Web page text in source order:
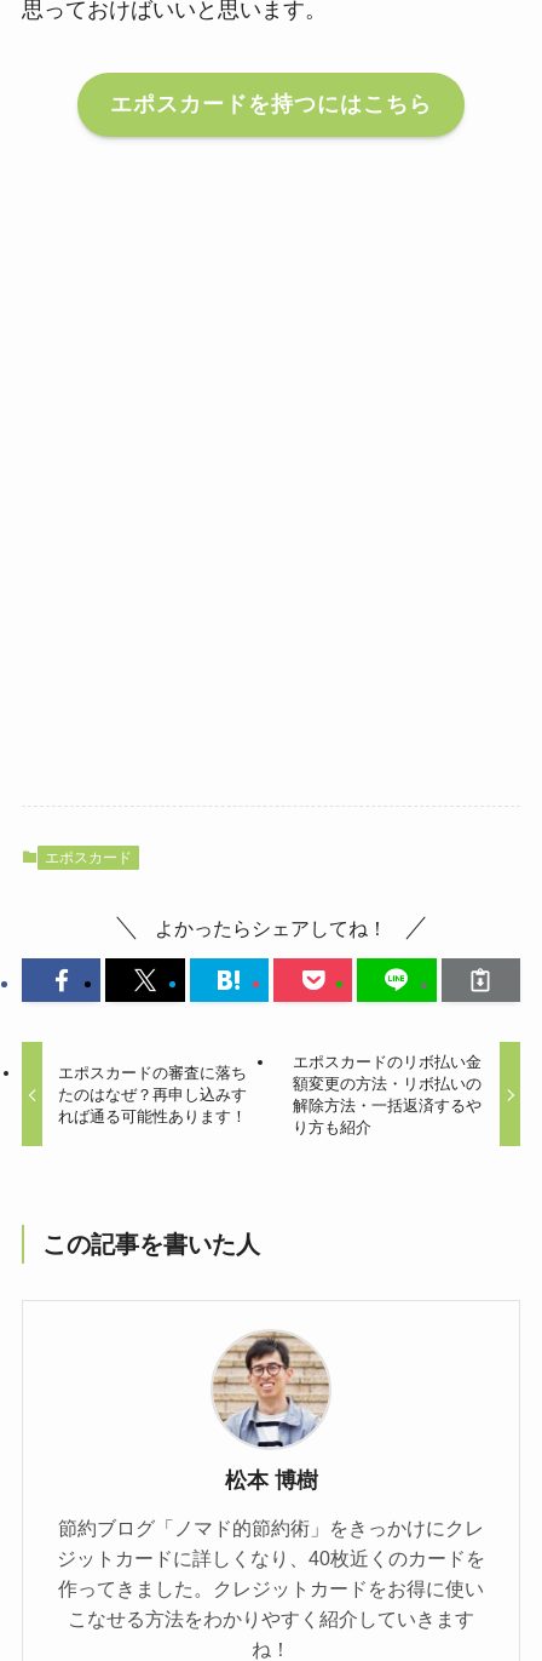
思っておけばいいと思います。
エポスカードを持つにはこちら
エポスカード
よかったらシェアしてね！
エポスカードの審査に落ち
たのはなぜ？再申し込みす
れば通る可能性あります！
エポスカードのリボ払い金
額変更の方法・リボ払いの
解除方法・一括返済するや
り方も紹介
この記事を書いた人
松本 博樹
節約ブログ「ノマド的節約術」をきっかけにクレ
ジットカードに詳しくなり、40枚近くのカードを
作ってきました。クレジットカードをお得に使い
こなせる方法をわかりやすく紹介していきます
ね！